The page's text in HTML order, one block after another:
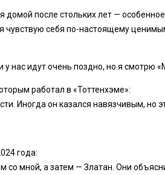
домой после стольких лет —
чувствую себя по-настоящему
нас идут очень поздно, но я
работал в «Тоттенхэме»:
Иногда он казался навязчивым, но
года:
мной, а затем — Златан. Они